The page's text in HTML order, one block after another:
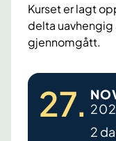
r
e
f
k
Kurset er lagt
delta uavhengig
gjennomgått.
K
27.
2